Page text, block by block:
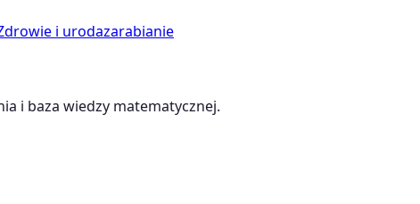
i urodazarabianie
i baza wiedzy matematycznej.